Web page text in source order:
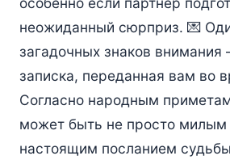
неожиданный сюрприз. 💌
загадочных знаков внимания
записка, переданная вам во
Согласно народным
может быть не просто милым
настоящим посланием